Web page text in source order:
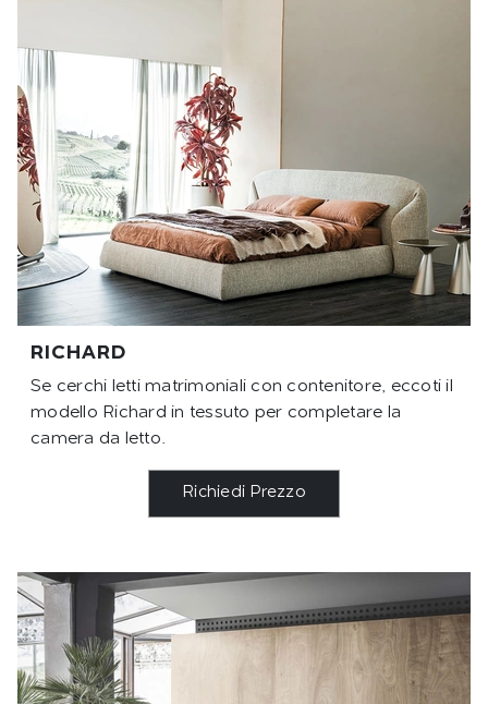
RICHARD
Se cerchi letti matrimoniali con contenitore, eccoti il
modello Richard in tessuto per completare la
camera da letto.
Richiedi Prezzo